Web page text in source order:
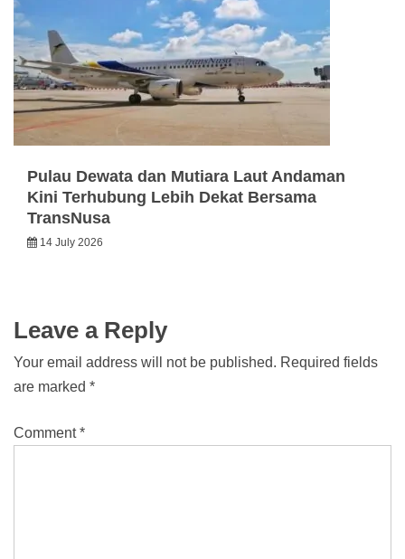
Pulau Dewata dan Mutiara Laut Andaman
Kini Terhubung Lebih Dekat Bersama
TransNusa
14 July 2026
Leave a Reply
Your email address will not be published. Required fields
are marked *
Comment*